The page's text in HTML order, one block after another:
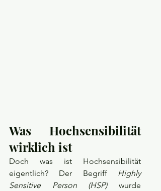
Was Hochsensibilität
wirklich ist
Doch was ist Hochsensibilität
eigentlich? Der Begriff Highly
Sensitive Person (HSP) wurde